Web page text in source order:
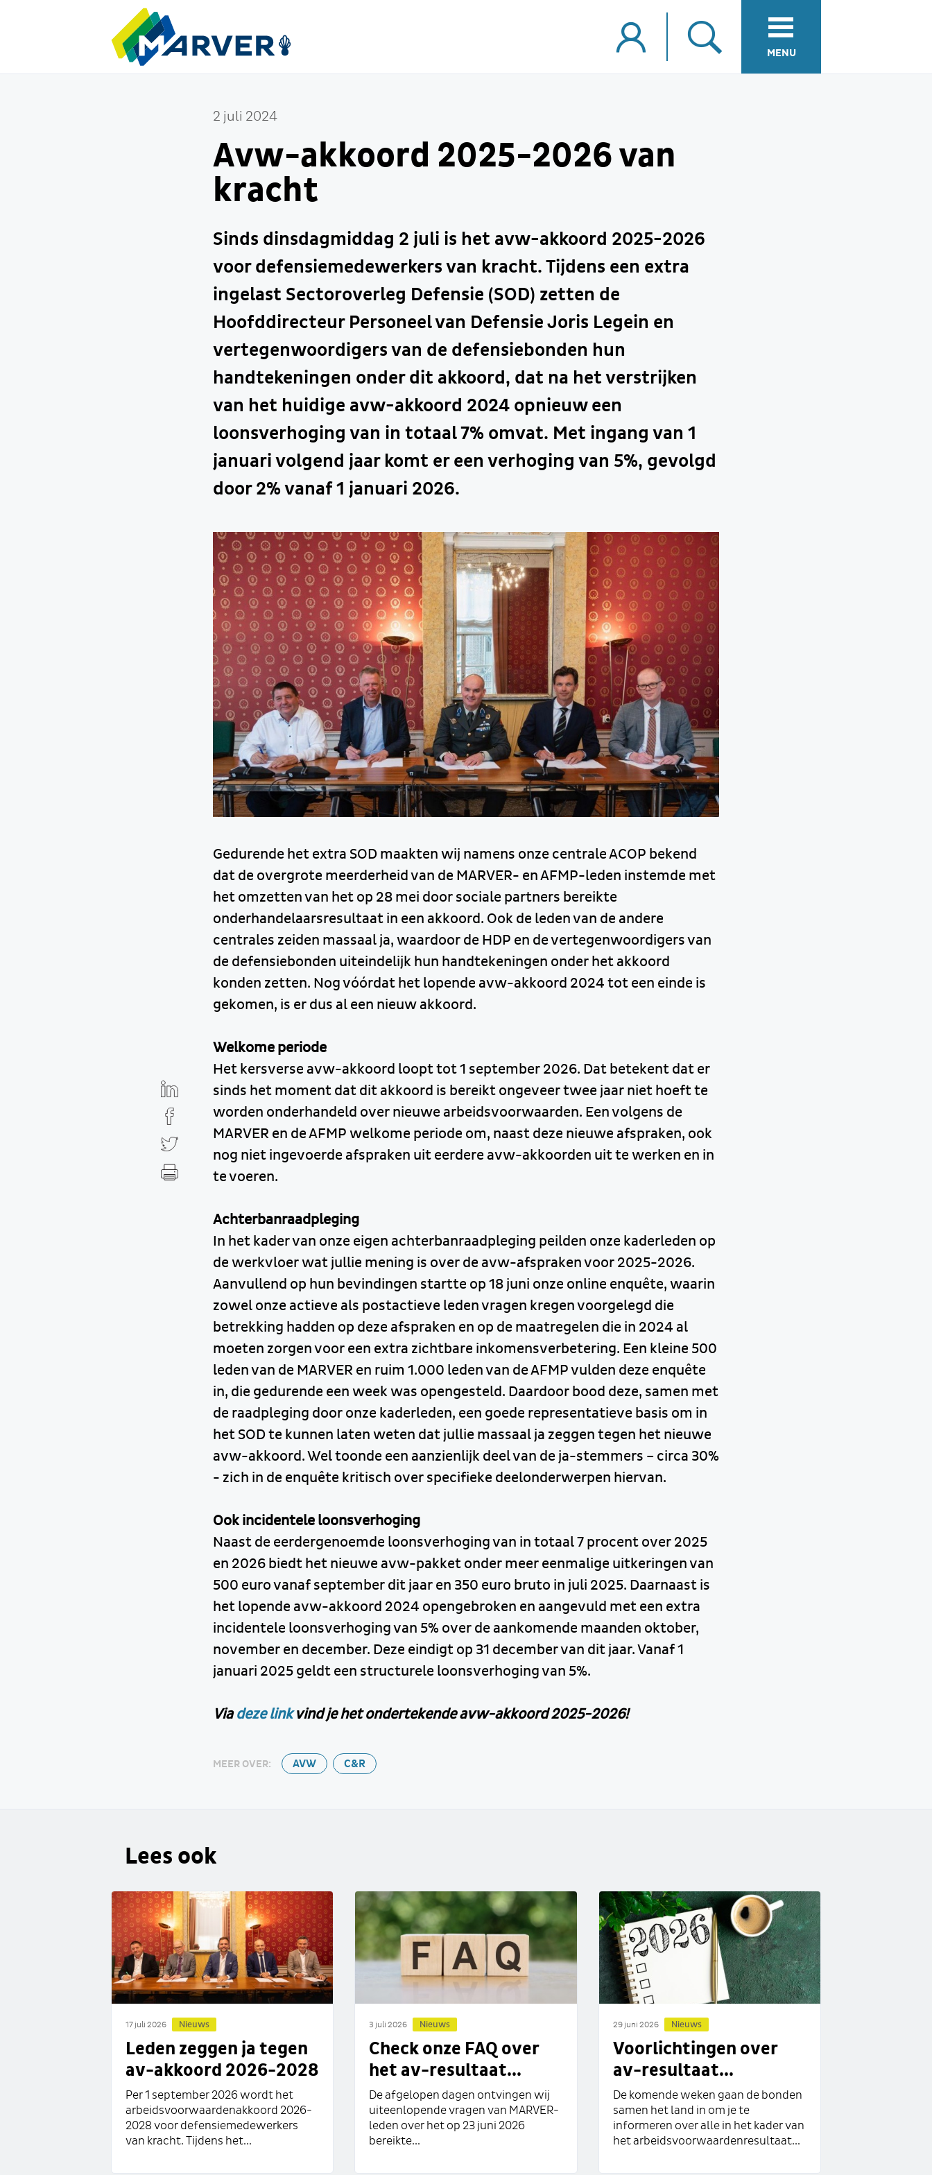
MENU
2 juli 2024
Avw-akkoord 2025-2026 van
kracht
Sinds dinsdagmiddag 2 juli is het avw-akkoord 2025-2026
voor defensiemedewerkers van kracht. Tijdens een extra
ingelast Sectoroverleg Defensie (SOD) zetten de
Hoofddirecteur Personeel van Defensie Joris Legein en
vertegenwoordigers van de defensiebonden hun
handtekeningen onder dit akkoord, dat na het verstrijken
van het huidige avw-akkoord 2024 opnieuw een
loonsverhoging van in totaal 7% omvat. Met ingang van 1
januari volgend jaar komt er een verhoging van 5%, gevolgd
door 2% vanaf 1 januari 2026.
Gedurende het extra SOD maakten wij namens onze centrale ACOP bekend
dat de overgrote meerderheid van de MARVER- en AFMP-leden instemde met
het omzetten van het op 28 mei door sociale partners bereikte
onderhandelaarsresultaat in een akkoord. Ook de leden van de andere
centrales zeiden massaal ja, waardoor de HDP en de vertegenwoordigers van
de defensiebonden uiteindelijk hun handtekeningen onder het akkoord
konden zetten. Nog vóórdat het lopende avw-akkoord 2024 tot een einde is
gekomen, is er dus al een nieuw akkoord.
Welkome periode
Het kersverse avw-akkoord loopt tot 1 september 2026. Dat betekent dat er
sinds het moment dat dit akkoord is bereikt ongeveer twee jaar niet hoeft te
worden onderhandeld over nieuwe arbeidsvoorwaarden. Een volgens de
MARVER en de AFMP welkome periode om, naast deze nieuwe afspraken, ook
nog niet ingevoerde afspraken uit eerdere avw-akkoorden uit te werken en in
te voeren.
Achterbanraadpleging
In het kader van onze eigen achterbanraadpleging peilden onze kaderleden op
de werkvloer wat jullie mening is over de avw-afspraken voor 2025-2026.
Aanvullend op hun bevindingen startte op 18 juni onze online enquête, waarin
zowel onze actieve als postactieve leden vragen kregen voorgelegd die
betrekking hadden op deze afspraken en op de maatregelen die in 2024 al
moeten zorgen voor een extra zichtbare inkomensverbetering. Een kleine 500
leden van de MARVER en ruim 1.000 leden van de AFMP vulden deze enquête
in, die gedurende een week was opengesteld. Daardoor bood deze, samen met
de raadpleging door onze kaderleden, een goede representatieve basis om in
het SOD te kunnen laten weten dat jullie massaal ja zeggen tegen het nieuwe
avw-akkoord. Wel toonde een aanzienlijk deel van de ja-stemmers – circa 30%
- zich in de enquête kritisch over specifieke deelonderwerpen hiervan.
Ook incidentele loonsverhoging
Naast de eerdergenoemde loonsverhoging van in totaal 7 procent over 2025
en 2026 biedt het nieuwe avw-pakket onder meer eenmalige uitkeringen van
500 euro vanaf september dit jaar en 350 euro bruto in juli 2025. Daarnaast is
het lopende avw-akkoord 2024 opengebroken en aangevuld met een extra
incidentele loonsverhoging van 5% over de aankomende maanden oktober,
november en december. Deze eindigt op 31 december van dit jaar. Vanaf 1
januari 2025 geldt een structurele loonsverhoging van 5%.
Viadeze linkvind je het ondertekende avw-akkoord 2025-2026!
MEER OVER: AVW C&R
Lees ook
17 juli 2026 Nieuws
Leden zeggen ja tegen
av-akkoord 2026-2028
Per 1 september 2026 wordt het
arbeidsvoorwaardenakkoord 2026-
2028 voor defensiemedewerkers
van kracht. Tijdens het...
3 juli 2026 Nieuws
Check onze FAQ over
het av-resultaat...
De afgelopen dagen ontvingen wij
uiteenlopende vragen van MARVER-
leden over het op 23 juni 2026
bereikte...
29 juni 2026 Nieuws
Voorlichtingen over
av-resultaat...
De komende weken gaan de bonden
samen het land in om je te
informeren over alle in het kader van
het arbeidsvoorwaardenresultaat...